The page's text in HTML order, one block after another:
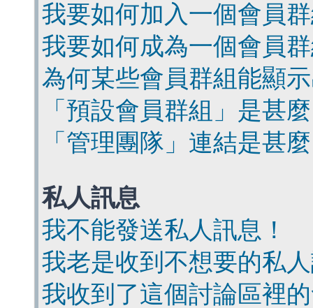
我要如何加入一個會員
我要如何成為一個會員
為何某些會員群組能顯
「預設會員群組」是甚
「管理團隊」連結是甚
私人訊息
我不能發送私人訊息！
我老是收到不想要的私
我收到了這個討論區裡